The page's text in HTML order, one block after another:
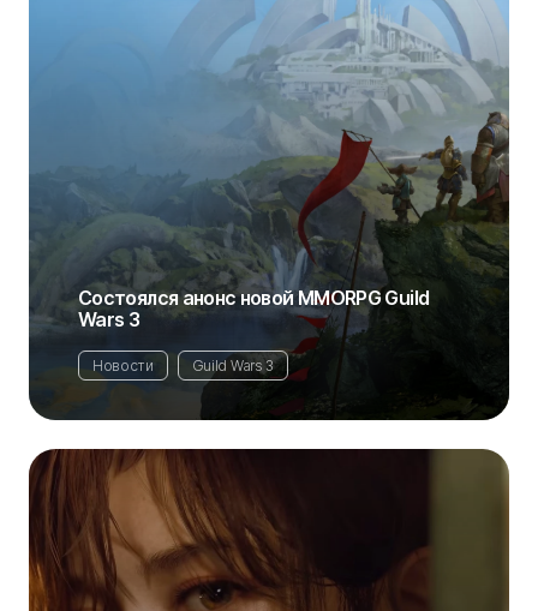
Состоялся анонс новой MMORPG Guild
Wars 3
Новости Guild Wars 3